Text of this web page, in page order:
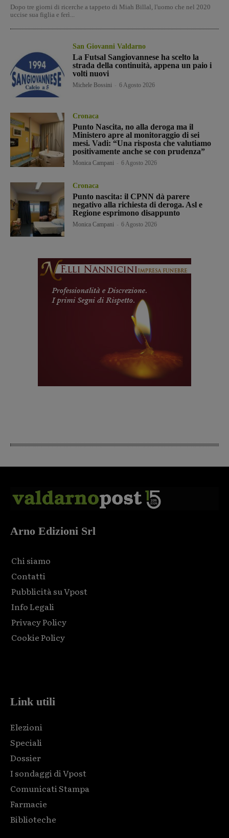
Dopo tre giorni di ricerche a tappeto di Miah Billal, l'uomo che nel 2020
uccise sua figlia e ferì...
San Giovanni Valdarno
La Futsal Sangiovannese ha scelto la
strada della continuità, appena un paio i
volti nuovi
Michele Bossini 6 Agosto 2026
Cronaca
Punto Nascita, no alla deroga ma il
Ministero apre al monitoraggio di sei
mesi. Vadi: “Una risposta che valutiamo
positivamente anche se con prudenza”
Monica Campani 6 Agosto 2026
Cronaca
Punto nascita: il CPNN dà parere
negativo alla richiesta di deroga. Asl e
Regione esprimono disappunto
Monica Campani 6 Agosto 2026
Arno Edizioni Srl
Chi siamo
Contatti
Pubblicità su Vpost
Info Legali
Privacy Policy
Cookie Policy
Link utili
Elezioni
Speciali
Dossier
I sondaggi di Vpost
Comunicati Stampa
Farmacie
Biblioteche